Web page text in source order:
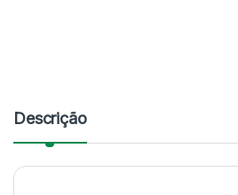
Descrição